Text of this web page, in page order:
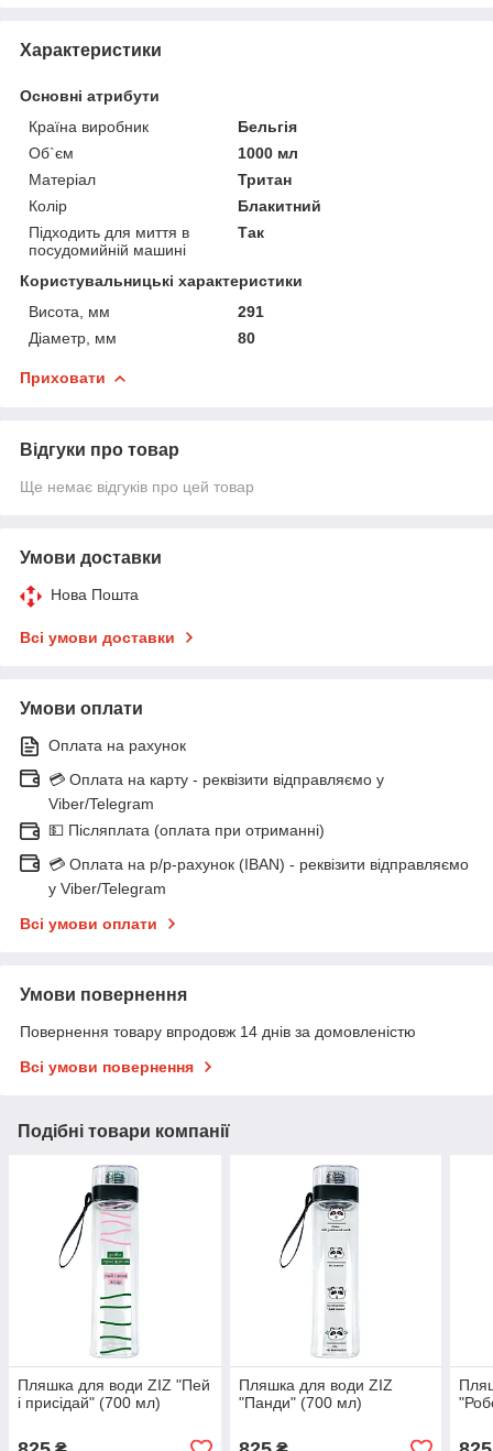
Характеристики
Основні атрибути
Країна виробник
Бельгія
Об`єм
1000 мл
Матеріал
Тритан
Колір
Блакитний
Підходить для миття в
посудомийній машині
Так
Користувальницькі характеристики
Висота, мм
291
Діаметр, мм
80
Приховати
Відгуки про товар
Ще немає відгуків про цей товар
Умови доставки
Нова Пошта
Всі умови доставки
Умови оплати
Оплата на рахунок
💳 Оплата на карту - реквізити відправляємо у
Viber/Telegram
💵 Післяплата (оплата при отриманні)
💳 Оплата на р/р-рахунок (IBAN) - реквізити відправляємо
у Viber/Telegram
Всі умови оплати
Умови повернення
Повернення товару впродовж 14 днів за домовленістю
Всі умови повернення
Подібні товари компанії
Пляшка для води ZIZ "Пей
і присідай" (700 мл)
Пляшка для води ZIZ
"Панди" (700 мл)